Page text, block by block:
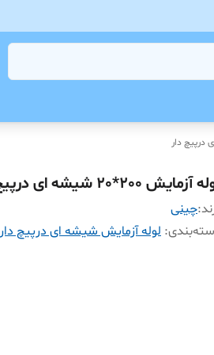
درپیچ دار
آزمایش 200*20 شیشه ای درپیچ دار
چینی
: لوله آزمایش شیشه ای درپیچ دار